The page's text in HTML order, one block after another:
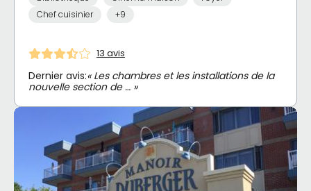
Chef cuisinier
+9
13 avis
Dernier avis:« Les chambres et les installations de la
nouvelle section de … »